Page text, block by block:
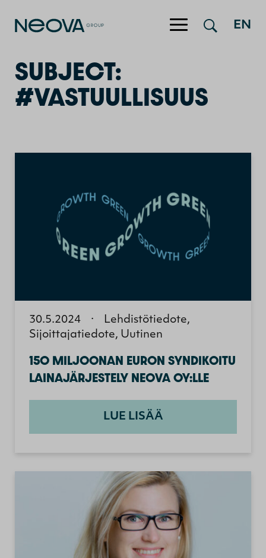
Hyppää sisältöön EN
SUBJECT:
#VASTUULLISUUS
30.5.2024 ·
Lehdistötiedote,
Sijoittajatiedote, Uutinen
150 MILJOONAN EURON SYNDIKOITU
LAINAJÄRJESTELY NEOVA OY:LLE
LUE LISÄÄ